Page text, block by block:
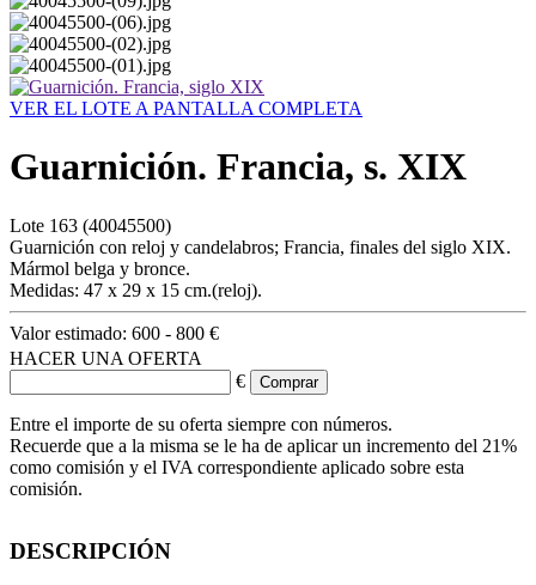
VER EL LOTE A PANTALLA COMPLETA
Guarnición. Francia, s. XIX
Lote 163 (40045500)
Guarnición con reloj y candelabros; Francia, finales del siglo XIX.
Mármol belga y bronce.
Medidas: 47 x 29 x 15 cm.(reloj).
Valor estimado: 600 - 800 €
HACER UNA OFERTA
€
Entre el importe de su oferta siempre con números.
Recuerde que a la misma se le ha de aplicar un incremento del 21%
como comisión y el IVA correspondiente aplicado sobre esta
comisión.
DESCRIPCIÓN